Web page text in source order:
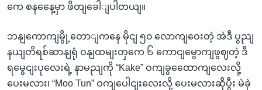
ကေ စနနေေ့မှာ ဖိတျခေါျပါတယျ။
ဘနျကောကျမွို့တောျကနေ မိုငျ ၅၀ လောကျဝေးတဲ့ အဲဒီ ပွညျ
နယျတိရစ်ဆာနျရုံ ဝနျထမျးတှကေ ၆ ကောငျမွောကျဖွဈတဲ့ ဒီ
ရမွေငျးပုလေးရဲ့ နာမညျကို “Kake” ဝကျခွထေောကျလေးလို့
ပေးမလား၊ “Moo Tun” ဝကျပေါငျးလေးလို့ ပေးမလားဆိုပွီး မဲခှဲ